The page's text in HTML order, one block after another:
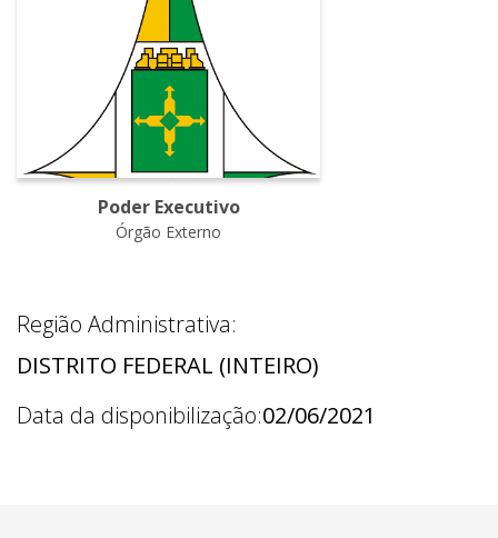
Poder Executivo
Órgão Externo
Região Administrativa:
DISTRITO FEDERAL (INTEIRO)
Data da disponibilização:02/06/2021